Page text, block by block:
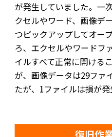
が発生していました。一
クセルやワード、画像デ
つピックアップしてオー
ろ、エクセルやワードフ
イルすべて正常に開ける
が、画像データは29ファ
たが、1ファイルは損が発